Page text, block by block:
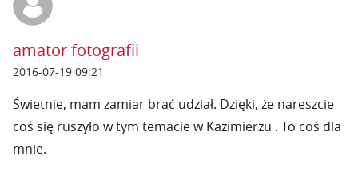
amator fotografii
2016-07-19 09:21
Świetnie, mam zamiar brać udział. Dzięki, że nareszcie
coś się ruszyło w tym temacie w Kazimierzu . To coś dla
mnie.